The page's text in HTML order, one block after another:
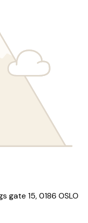
gate 15, 0186 OSLO